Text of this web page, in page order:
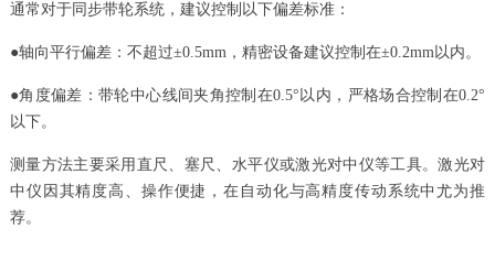
通常对于同步带轮系统，建议控制以下偏差标准：
●轴向平行偏差：不超过±0.5mm，精密设备建议控制在±0.2mm以内。
●角度偏差：带轮中心线间夹角控制在0.5°以内，严格场合控制在0.2°
以下。
测量方法主要采用直尺、塞尺、水平仪或激光对中仪等工具。激光对
中仪因其精度高、操作便捷，在自动化与高精度传动系统中尤为推
荐。